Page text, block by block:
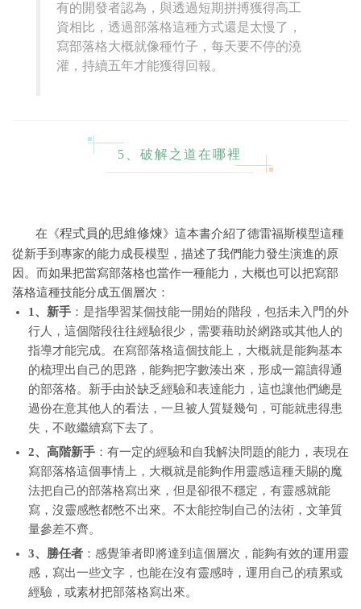
有的開發者認為，與透過短期拼搏獲得高工
資相比，透過部落格這種方式還是太慢了，
寫部落格大概就像種竹子，每天要不停的澆
灌，持續五年才能獲得回報。
5、破解之道在哪裡
在《程式員的思維修煉》這本書介紹了德雷福斯模型這種
從新手到專家的能力成長模型，描述了我們能力發生演進的原
因。而如果把當寫部落格也當作一種能力，大概也可以把寫部
落格這種技能分成五個層次：
1、新手 ：是指學習某個技能一開始的階段，包括未入門的外
行人，這個階段往往經驗很少，需要藉助於網路或其他人的
指導才能完成。在寫部落格這個技能上，大概就是能夠基本
的梳理出自己的思路，能夠把字數湊出來，形成一篇讀得通
的部落格。新手由於缺乏經驗和表達能力，這也讓他們總是
過份在意其他人的看法，一旦被人質疑幾句，可能就患得患
失，不敢繼續寫下去了。
2、高階新手 ：有一定的經驗和自我解決問題的能力，表現在
寫部落格這個事情上，大概就是能夠作用靈感這種天賜的魔
法把自己的部落格寫出來，但是卻很不穩定，有靈感就能
寫，沒靈感憋都憋不出來。不太能控制自己的法術，文筆質
量參差不齊。
3、勝任者 ：感覺筆者即將達到這個層次，能夠有效的運用靈
感，寫出一些文字，也能在沒有靈感時，運用自己的積累或
經驗，或素材把部落格寫出來。